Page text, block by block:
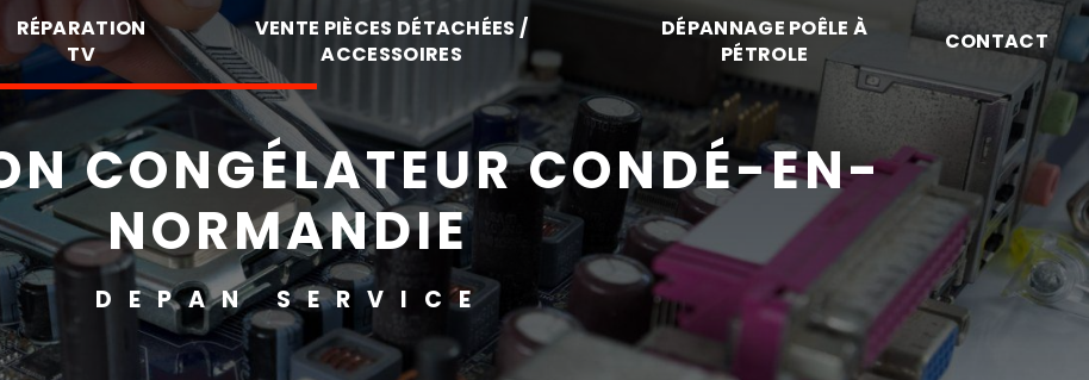
RÉPARATION
TV
VENTE PIÈCES DÉTACHÉES /
ACCESSOIRES
DÉPANNAGE POÊLE À
PÉTROLE
CONTACT
CONGÉLATEUR CONDÉ-EN-
NORMANDIE
DEPAN SERVICE